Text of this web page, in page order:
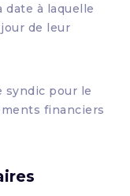
date à laquelle
de leur
syndic pour le
financiers